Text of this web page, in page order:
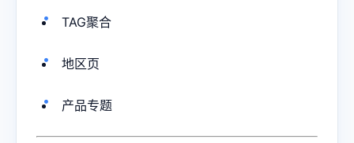
TAG聚合
地区页
产品专题